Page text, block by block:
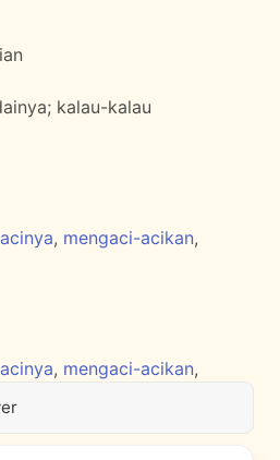
kalau-kalau
, mengaci-acikan,
, mengaci-acikan,